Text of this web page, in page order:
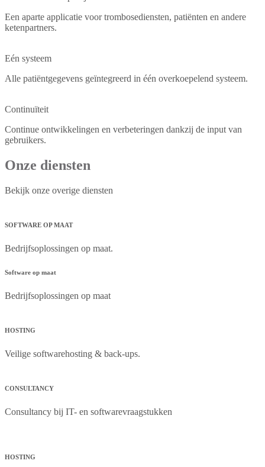
Een aparte applicatie voor trombosediensten, patiënten en andere
ketenpartners.
Eén systeem
Alle patiëntgegevens geïntegreerd in één overkoepelend systeem.
Continuïteit
Continue ontwikkelingen en verbeteringen dankzij de input van
gebruikers.
Onze diensten
Bekijk onze overige diensten
SOFTWARE OP MAAT
Bedrijfsoplossingen op maat.
Software op maat
Bedrijfsoplossingen op maat
HOSTING
Veilige softwarehosting & back-ups.
CONSULTANCY
Consultancy bij IT- en softwarevraagstukken
HOSTING